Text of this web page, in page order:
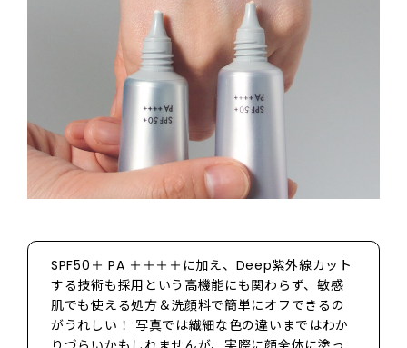
SPF50＋ PA ＋＋＋＋に加え、Deep紫外線カット
する技術も採用という高機能にも関わらず、敏感
肌でも使える処方＆洗顔料で簡単にオフできるの
がうれしい！ 写真では繊細な色の違いまではわか